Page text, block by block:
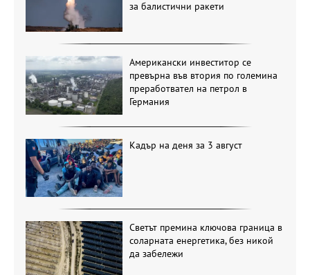
за балистични ракети
Американски инвеститор се
превърна във втория по големина
преработвател на петрол в
Германия
Кадър на деня за 3 август
Светът премина ключова граница в
соларната енергетика, без никой
да забележи